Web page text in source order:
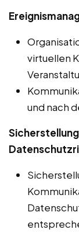
virtuellen
und nach